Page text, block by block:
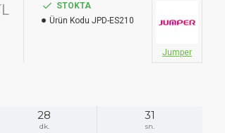
28
dk.
30
sn.
STOKTA
Ürün Kodu JPD-ES210
Jumper